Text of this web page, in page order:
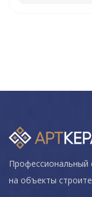
Профессиональный
на объекты